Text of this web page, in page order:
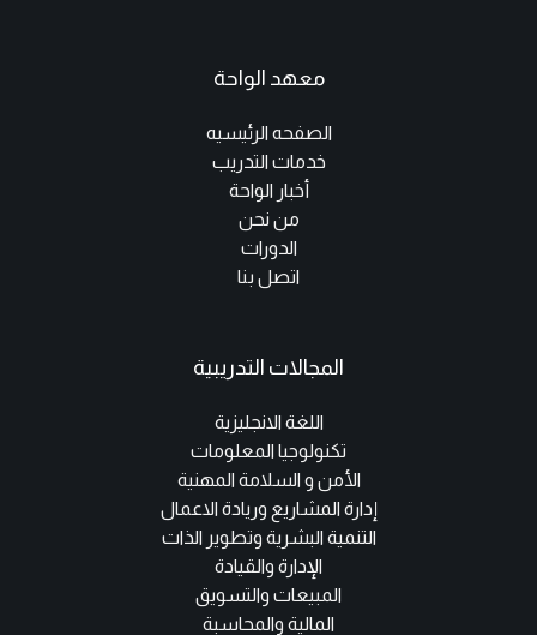
معهد الواحة
الصفحه الرئيسيه
خدمات التدريب
أخبار الواحة
من نحن
الدورات
اتصل بنا
المجالات التدريبية
اللغة الانجليزية
تكنولوجيا المعلومات
الأمن و السلامة المهنية
إدارة المشاريع وريادة الاعمال
التنمية البشرية وتطوير الذات
الإدارة والقيادة
المبيعات والتسويق
المالية والمحاسبة